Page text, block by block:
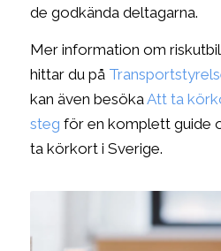
de godkända deltagarna.
Mer information om
hittar du på
kan även besökaAtt ta
steg för en komplett guide
ta körkort i Sverige.